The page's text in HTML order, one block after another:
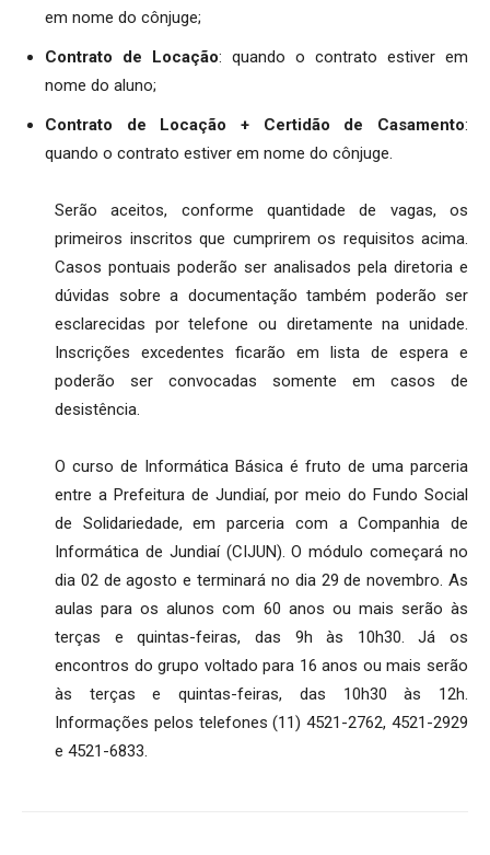
em nome do cônjuge;
Contrato de Locação: quando o contrato estiver em
nome do aluno;
Contrato de Locação + Certidão de Casamento:
quando o contrato estiver em nome do cônjuge.
Serão aceitos, conforme quantidade de vagas, os
primeiros inscritos que cumprirem os requisitos acima.
Casos pontuais poderão ser analisados pela diretoria e
dúvidas sobre a documentação também poderão ser
esclarecidas por telefone ou diretamente na unidade.
Inscrições excedentes ficarão em lista de espera e
poderão ser convocadas somente em casos de
desistência.
O curso de Informática Básica é fruto de uma parceria
entre a Prefeitura de Jundiaí, por meio do Fundo Social
de Solidariedade, em parceria com a Companhia de
Informática de Jundiaí (CIJUN). O módulo começará no
dia 02 de agosto e terminará no dia 29 de novembro. As
aulas para os alunos com 60 anos ou mais serão às
terças e quintas-feiras, das 9h às 10h30. Já os
encontros do grupo voltado para 16 anos ou mais serão
às terças e quintas-feiras, das 10h30 às 12h.
Informações pelos telefones (11) 4521-2762, 4521-2929
e 4521-6833.